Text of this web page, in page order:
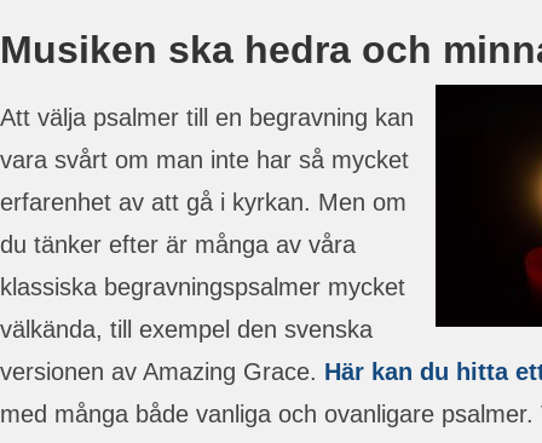
Musiken ska hedra och
Att välja psalmer till en begravning kan
vara svårt om man inte har så mycket
erfarenhet av att gå i kyrkan. Men om
du tänker efter är många av våra
klassiska begravningspsalmer mycket
välkända, till exempel den svenska
versionen av Amazing Grace. Här kan du hitta
med många både vanliga och ovanligare